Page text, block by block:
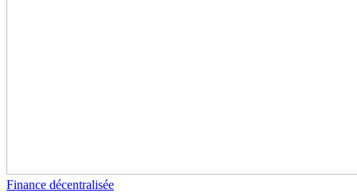
Finance décentralisée